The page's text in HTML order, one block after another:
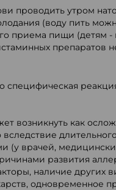
проводить утром
(воду пить
приема пищи (детям
препаратов
специфическая
возникнуть как
(у врачей,
развития
наличие других
одновременное